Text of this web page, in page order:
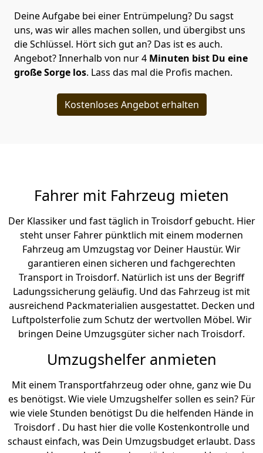
Deine Aufgabe bei einer Entrümpelung? Du sagst
uns, was wir alles machen sollen, und übergibst uns
die Schlüssel. Hört sich gut an? Das ist es auch.
Angebot? Innerhalb von nur 4 Minuten bist Du eine
große Sorge los. Lass das mal die Profis machen.
Kostenloses Angebot erhalten
Fahrer mit Fahrzeug mieten
Der Klassiker und fast täglich in Troisdorf gebucht. Hier
steht unser Fahrer pünktlich mit einem modernen
Fahrzeug am Umzugstag vor Deiner Haustür. Wir
garantieren einen sicheren und fachgerechten
Transport in Troisdorf. Natürlich ist uns der Begriff
Ladungssicherung geläufig. Und das Fahrzeug ist mit
ausreichend Packmaterialien ausgestattet. Decken und
Luftpolsterfolie zum Schutz der wertvollen Möbel. Wir
bringen Deine Umzugsgüter sicher nach Troisdorf.
Umzugshelfer anmieten
Mit einem Transportfahrzeug oder ohne, ganz wie Du
es benötigst. Wie viele Umzugshelfer sollen es sein? Für
wie viele Stunden benötigst Du die helfenden Hände in
Troisdorf . Du hast hier die volle Kostenkontrolle und
schaust einfach, was Dein Umzugsbudget erlaubt. Dass